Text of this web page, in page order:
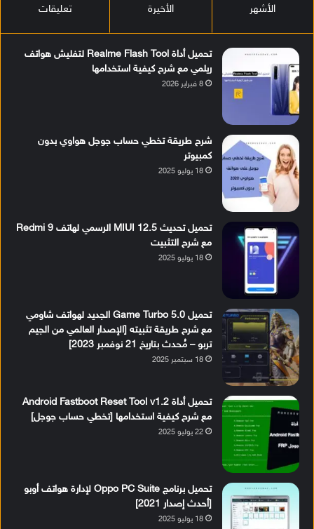
الأشهر الأخيرة تعليقات
تحميل أداة Realme Flash Tool لتفليش هواتف
ريلمي مع شرح كيفية استخدامها
8 فبراير 2026
شرح طريقة تخطي حساب جوجل هواوي بدون
كمبيوتر
18 يوليو 2025
تحميل تحديث MIUI 12.5 الرسمي لهاتف Redmi 9
مع شرح التثبيت
18 يوليو 2025
تحميل Game Turbo 5.0 الجديد لهواتف شاومي
مع شرح طريقة تثبيته [الإصدار العالمي من الجيم
تربو – مُحدث بتاريخ 21 نوفمبر 2023]
18 سبتمبر 2025
تحميل أداة Android Fastboot Reset Tool v1.2
مع شرح كيفية استخدامها [تخطي حساب جوجل]
22 يوليو 2025
تحميل برنامج Oppo PC Suite لإدارة هواتف أوبو
[أحدث إصدار 2021]
18 يوليو 2025